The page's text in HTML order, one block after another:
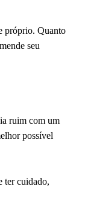
próprio. Quanto
seu
ruim com um
possível
ter cuidado,